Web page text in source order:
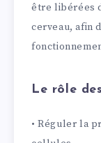
être libérées
cerveau, afin
Le rôle
• Réguler la